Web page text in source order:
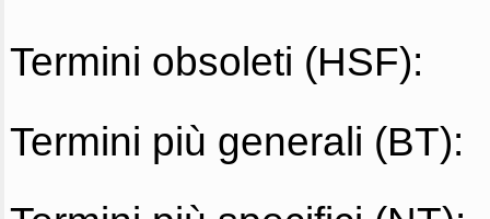
Termini obsoleti (HSF):
Termini più generali (BT):